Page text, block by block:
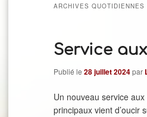
ARCHIVES QUOTIDIENNES
Service
Publié le 28 juillet 2024par
Un nouveau service
principaux vient d’oucir